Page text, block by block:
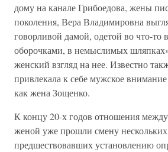
дому на канале Грибоедова, жены
поколения, Вера Владимировна
говорливой дамой, одетой во что-то
оборочками, в немыслимых
женский взгляд на нее. Известно
привлекала к себе мужское
как жена Зощенко.
К концу 20-х годов отношения
женой уже прошли смену нескольких
предшествовавших установлению